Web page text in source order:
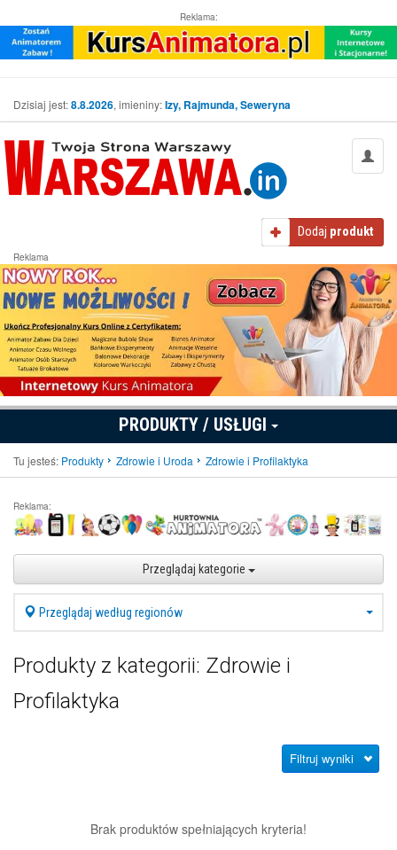
Reklama:
Dzisiaj jest:8.8.2026, imieniny:Izy, Rajmunda, Seweryna
Dodaj produkt
Reklama
PRODUKTY / USŁUGI
Tu jesteś: Produkty Zdrowie i Uroda Zdrowie i Profilaktyka
Reklama:
Przeglądaj kategorie
Przeglądaj według regionów
Produkty z kategorii: Zdrowie i
Profilaktyka
Filtruj wyniki
Brak produktów spełniających kryteria!